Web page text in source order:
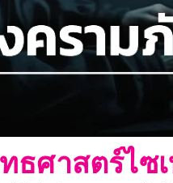
ธศาสตร์ไ